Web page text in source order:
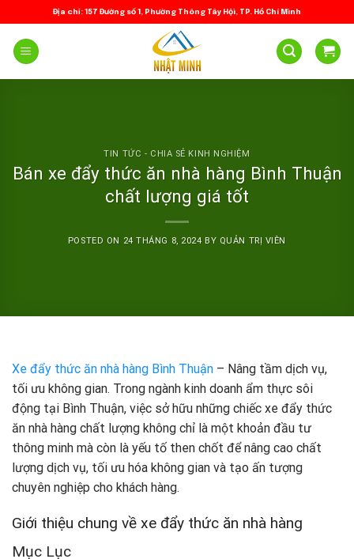
to
content
Địa chỉ: 157 Đường số 1, Phường Thông Tây Hội, TP. Hồ Chí Minh
TIN TỨC - CHIA SẺ KINH NGHIỆM
Bán xe đẩy thức ăn nhà hàng Bình Thuận
chất lượng giá tốt
POSTED ON 24 THÁNG 8, 2024 BY QUẢN TRỊ VIÊN
Xe đẩy thức ăn nhà hàng Bình Thuận – Nâng tầm dịch vụ,
tối ưu không gian. Trong ngành kinh doanh ẩm thực sôi
động tại Bình Thuận, việc sở hữu những chiếc xe đẩy thức
ăn nhà hàng chất lượng không chỉ là một khoản đầu tư
thông minh mà còn là yếu tố then chốt để nâng cao chất
lượng dịch vụ, tối ưu hóa không gian và tạo ấn tượng
chuyên nghiệp cho khách hàng.
Giới thiệu chung về xe đẩy thức ăn nhà hàng
Mục Lục